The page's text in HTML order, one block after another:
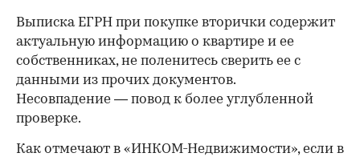
Выписка ЕГРН при покупке вторички содержит
актуальную информацию о квартире и ее
собственниках, не поленитесь сверить ее с
данными из прочих документов.
Несовпадение — повод к более углубленной
проверке.
Как отмечают в «ИНКОМ-Недвижимости», если в